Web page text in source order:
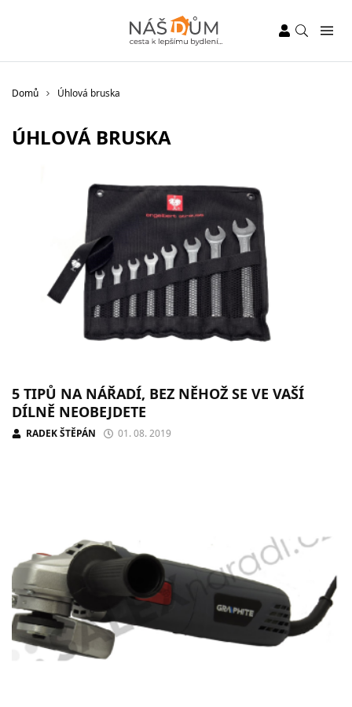
Domů Úhlová bruska
ÚHLOVÁ BRUSKA
5 TIPŮ NA NÁŘADÍ, BEZ NĚHOŽ SE VE VAŠÍ
DÍLNĚ NEOBEJDETE
RADEK ŠTĚPÁN 01. 08. 2019